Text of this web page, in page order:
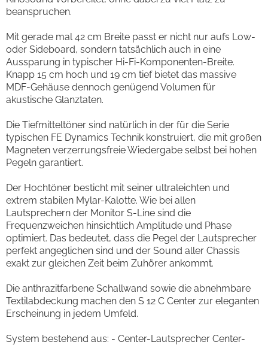
beanspruchen.
Mit gerade mal 42 cm Breite passt er nicht nur aufs Low-
oder Sideboard, sondern tatsächlich auch in eine
Aussparung in typischer Hi-Fi-Komponenten-Breite.
Knapp 15 cm hoch und 19 cm tief bietet das massive
MDF-Gehäuse dennoch genügend Volumen für
akustische Glanztaten.
Die Tiefmitteltöner sind natürlich in der für die Serie
typischen FE Dynamics Technik konstruiert, die mit großen
Magneten verzerrungsfreie Wiedergabe selbst bei hohen
Pegeln garantiert.
Der Hochtöner besticht mit seiner ultraleichten und
extrem stabilen Mylar-Kalotte. Wie bei allen
Lautsprechern der Monitor S-Line sind die
Frequenzweichen hinsichtlich Amplitude und Phase
optimiert. Das bedeutet, dass die Pegel der Lautsprecher
perfekt angeglichen sind und der Sound aller Chassis
exakt zur gleichen Zeit beim Zuhörer ankommt.
Die anthrazitfarbene Schallwand sowie die abnehmbare
Textilabdeckung machen den S 12 C Center zur eleganten
Erscheinung in jedem Umfeld.
System bestehend aus: - Center-Lautsprecher Center-